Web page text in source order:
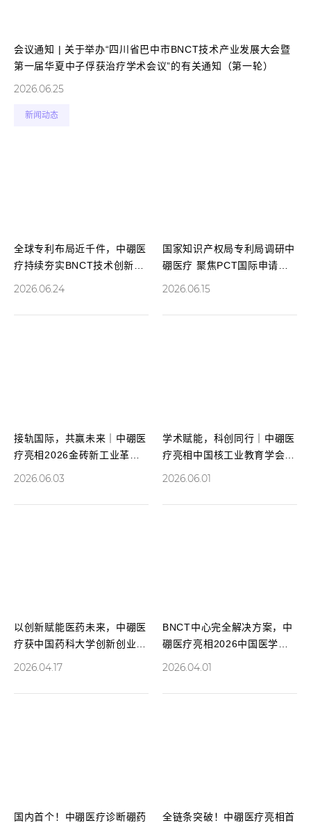
会议通知 | 关于举办“四川省巴中市BNCT技术产业发展大会暨
第一届华夏中子俘获治疗学术会议”的有关通知（第一轮）
2026.06.25
新闻动态
全球专利布局近千件，中硼医
疗持续夯实BNCT技术创新高
地
2026.06.24
国家知识产权局专利局调研中
硼医疗 聚焦PCT国际申请与
全球专利布局
2026.06.15
接轨国际，共赢未来｜中硼医
疗亮相2026金砖新工业革命
2026.06.03
学术赋能，科创同行｜中硼医
疗亮相中国核工业教育学会学
2026.06.01
以创新赋能医药未来，中硼医
疗获中国药科大学创新创业基
地授牌
2026.04.17
BNCT中心完全解决方案，中
硼医疗亮相2026中国医学装
备大会
2026.04.01
国内首个！中硼医疗诊断硼药
全链条突破！中硼医疗亮相首